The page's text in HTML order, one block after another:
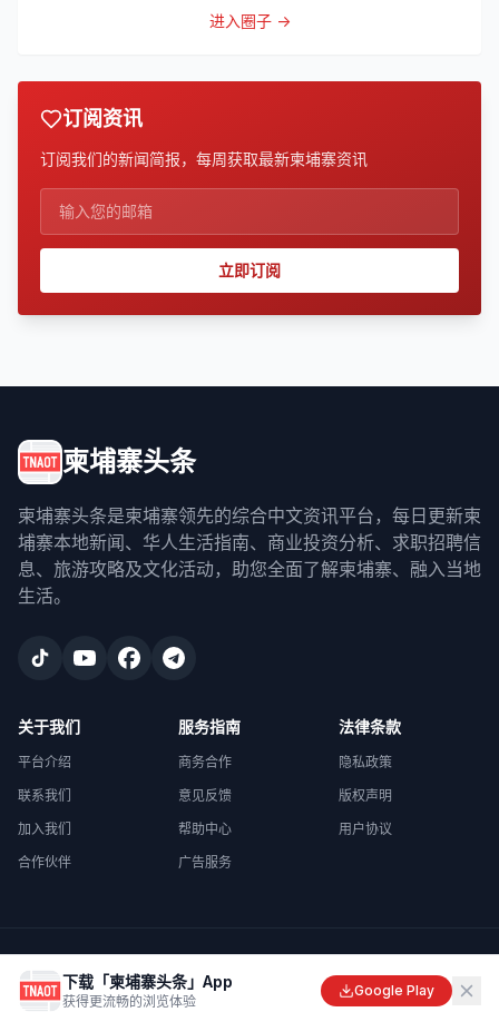
进入圈子 →
订阅资讯
订阅我们的新闻简报，每周获取最新柬埔寨资讯
立即订阅
柬埔寨头条
柬埔寨头条是柬埔寨领先的综合中文资讯平台，每日更新柬
埔寨本地新闻、华人生活指南、商业投资分析、求职招聘信
息、旅游攻略及文化活动，助您全面了解柬埔寨、融入当地
生活。
关于我们
平台介绍
联系我们
加入我们
合作伙伴
服务指南
商务合作
意见反馈
帮助中心
广告服务
法律条款
隐私政策
版权声明
用户协议
Made with
in Cambodia
下载「柬埔寨头条」App
获得更流畅的浏览体验
Google Play